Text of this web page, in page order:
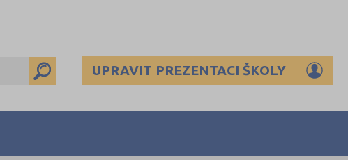
UPRAVIT PREZENTACI ŠKOLY